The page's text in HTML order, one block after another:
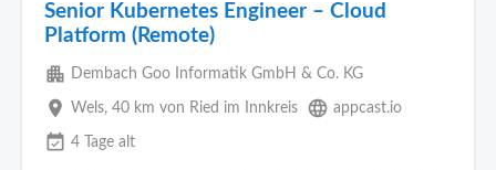
Senior Kubernetes Engineer – Cloud
Platform (Remote)
apartment Dembach Goo Informatik GmbH & Co. KG
place Wels, 40 km von Ried im Innkreis language appcast.io
event_available 4 Tage alt